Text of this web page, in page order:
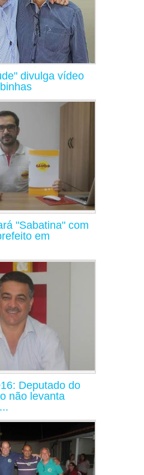
divulga vídeo
"Sabatina" com
em
Deputado do
não levanta